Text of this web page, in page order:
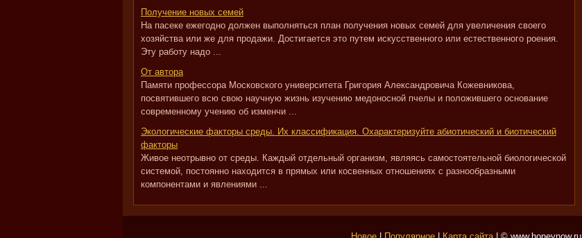
Получение новых семей
На пасеке ежегодно должен выполняться план получения новых семей для увеличения своего
хозяйства или же для продажи. Достигается это путем искусственного или естественного роения.
Эту работу надо ...
От автора
Памяти профессора Московского университета Григория Александровича Кожевникова,
посвятившего всю свою научную жизнь изучению медоносной пчелы и положившего основание
современному учению об изменчи ...
Экологические факторы среды. Их классификация. Охарактеризуйте абиотический и биотический
факторы
Живое неотрывно от среды. Каждый отдельный организм, являясь самостоятельной биологической
системой, постоянно находится в прямых или косвенных отношениях с разнообразными
компонентами и явлениями ...